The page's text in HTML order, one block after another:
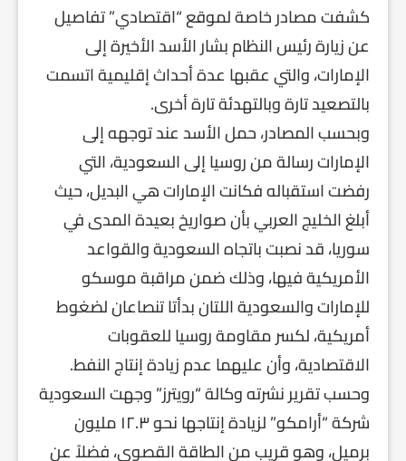
كشفت مصادر خاصة لموقع “اقتصادي” تفاصيل
عن زيارة رئيس النظام بشار الأسد الأخيرة إلى
الإمارات، والتي عقبها عدة أحداث إقليمية اتسمت
بالتصعيد تارة وبالتهدئة تارة أخرى.
وبحسب المصادر، حمل الأسد عند توجهه إلى
الإمارات رسالة من روسيا إلى السعودية، التي
رفضت استقباله فكانت الإمارات هي البديل، حيث
أبلغ الخليج العربي بأن صواريخ بعيدة المدى في
سوريا، قد نصبت باتجاه السعودية والقواعد
الأمريكية فيها، وذلك ضمن مراقبة موسكو
للإمارات والسعودية اللتان بدأتا تنصاعان لضغوط
أمريكية، لكسر مقاومة روسيا للعقوبات
الاقتصادية، وأن عليهما عدم زيادة إنتاج النفط.
وحسب تقرير نشرته وكالة “رويترز” وجهت السعودية
شركة “أرامكو” لزيادة إنتاجها نحو ١٢.٣ مليون
برميل، وهو قريب من الطاقة القصوى، فضلاً عن